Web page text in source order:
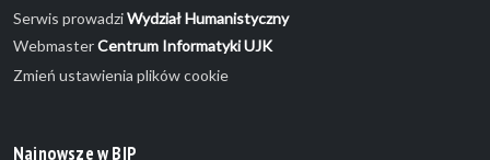
Serwis prowadziWydział Humanistyczny
WebmasterCentrum Informatyki UJK
Zmień ustawienia plików cookie
Najnowsze w BIP